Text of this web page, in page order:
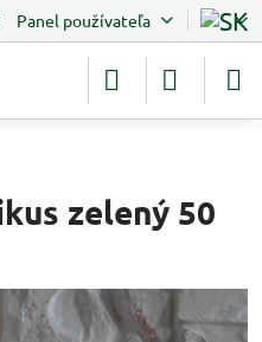
Panel používateľa
zelený 50